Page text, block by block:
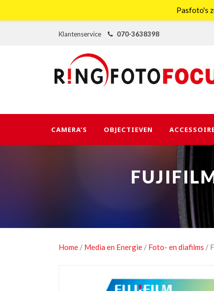
Klantenservice 070-3638398
CAMERA’S OBJECTIEVEN
Home / Media en Energie / Foto- en diafilms /
Pasfoto's